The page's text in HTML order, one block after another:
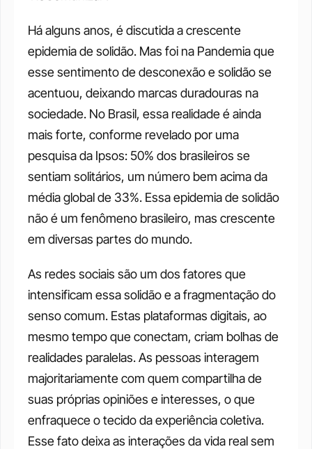
Há alguns anos, é discutida a crescente
epidemia de solidão. Mas foi na Pandemia que
esse sentimento de desconexão e solidão se
acentuou, deixando marcas duradouras na
sociedade. No Brasil, essa realidade é ainda
mais forte, conforme revelado por uma
pesquisa da Ipsos: 50% dos brasileiros se
sentiam solitários, um número bem acima da
média global de 33%. Essa epidemia de solidão
não é um fenômeno brasileiro, mas crescente
em diversas partes do mundo.
As redes sociais são um dos fatores que
intensificam essa solidão e a fragmentação do
senso comum. Estas plataformas digitais, ao
mesmo tempo que conectam, criam bolhas de
realidades paralelas. As pessoas interagem
majoritariamente com quem compartilha de
suas próprias opiniões e interesses, o que
enfraquece o tecido da experiência coletiva.
Esse fato deixa as interações da vida real sem